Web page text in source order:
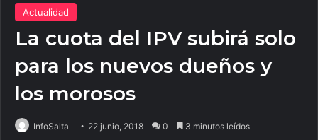
Actualidad
La cuota del IPV subirá solo
para los nuevos dueños y
los morosos
InfoSalta 22 junio, 2018 0 3 minutos leídos